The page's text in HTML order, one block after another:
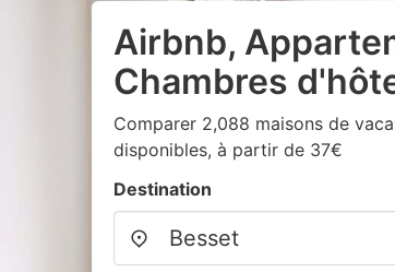
Airbnb,
Chambres
Comparer 2,088 maisons de
disponibles, à partir de 37€
Destination